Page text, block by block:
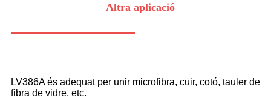
Altra aplicació
LV386A és adequat per unir microfibra, cuir, cotó, tauler de
fibra de vidre, etc.